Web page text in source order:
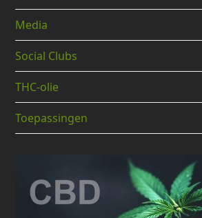
Media
Social Clubs
THC-olie
Toepassingen